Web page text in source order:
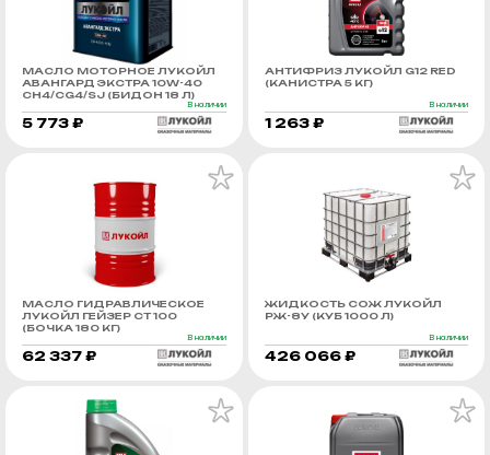
МАСЛО МОТОРНОЕ ЛУКОЙЛ
АВАНГАРД ЭКСТРА 10W-40
CH4/CG4/SJ (БИДОН 18 Л)
В наличии
5 773 ₽
АНТИФРИЗ ЛУКОЙЛ G12 RED
(КАНИСТРА 5 КГ)
В наличии
1 263 ₽
МАСЛО ГИДРАВЛИЧЕСКОЕ
ЛУКОЙЛ ГЕЙЗЕР СТ 100
(БОЧКА 180 КГ)
В наличии
62 337 ₽
ЖИДКОСТЬ СОЖ ЛУКОЙЛ
РЖ-8У (КУБ 1000 Л)
В наличии
426 066 ₽